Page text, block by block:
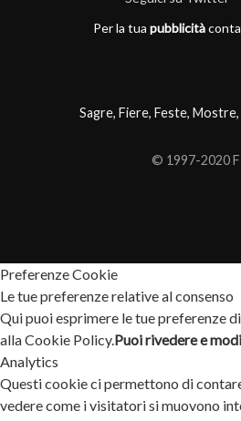
Per la tua pubblicità
Sagre, Fiere, Feste,
© 1997-2020
Preferenze Cookie
Le tue preferenze relative al consenso
Qui puoi esprimere le tue preferenze
alla Cookie Policy.Puoi rivedere e
Analytics
Questi cookie ci permettono di
vedere come i visitatori si muovono